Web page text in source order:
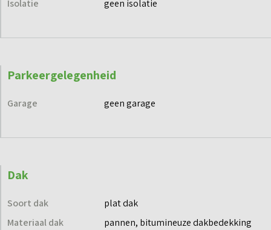
Isolatie geen isolatie
Parkeergelegenheid
Garage geen garage
Dak
Soort dak
plat dak
Materiaal dak
pannen, bitumineuze dakbedekking